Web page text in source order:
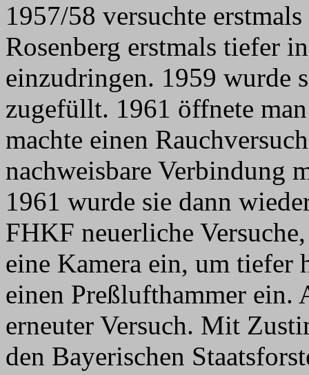
1957/58 versuchte
Rosenberg erstmals tiefer
einzudringen. 1959 wurde
zugefüllt. 1961 öffnete
machte einen
nachweisbare Verbindung
1961 wurde sie dann
FHKF neuerliche
eine Kamera ein, um tiefer
einen Preßlufthammer ein.
erneuter Versuch. Mit
den Bayerischen